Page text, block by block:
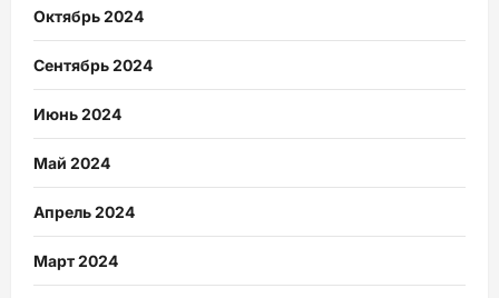
Октябрь 2024
Сентябрь 2024
Июнь 2024
Май 2024
Апрель 2024
Март 2024